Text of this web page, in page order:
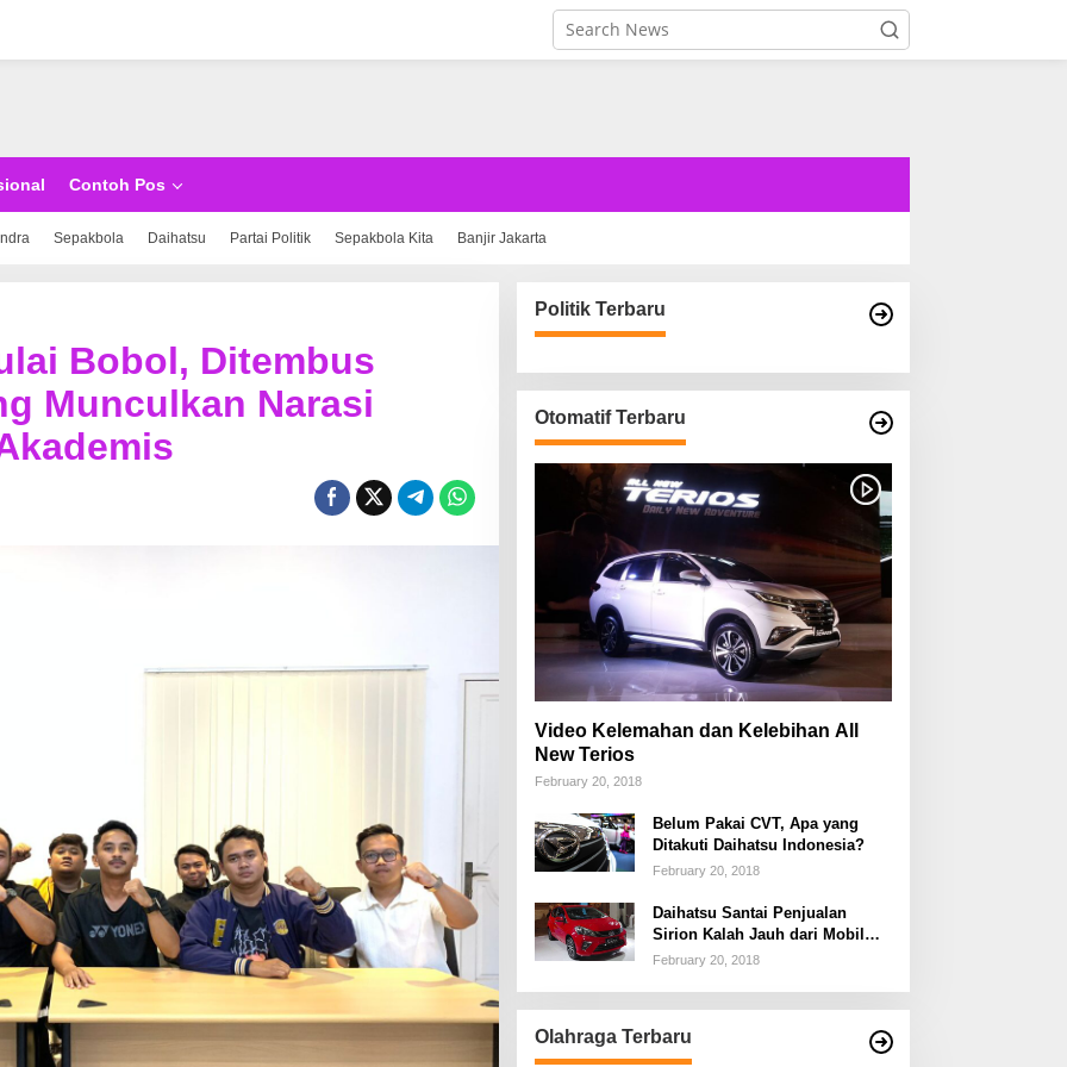
Contoh Pos
Sepakbola Daihatsu Partai Politik Sepakbola Kita Banjir Jakarta
Bobol, Ditembus
Munculkan Narasi
Politik Terbaru
Otomatif Terbaru
Video Kelemahan dan Kelebihan All
New Terios
February 20, 2018
Belum Pakai CVT, Apa yang
Ditakuti Daihatsu Indonesia?
February 20, 2018
Daihatsu Santai Penjualan
Sirion Kalah Jauh dari Mobil
LCGC
February 20, 2018
Olahraga Terbaru